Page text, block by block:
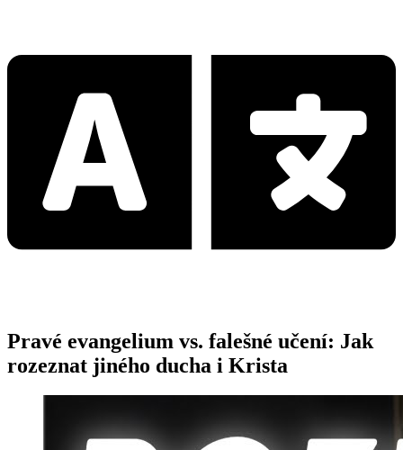
Pravé evangelium vs. falešné učení: Jak
rozeznat jiného ducha i Krista